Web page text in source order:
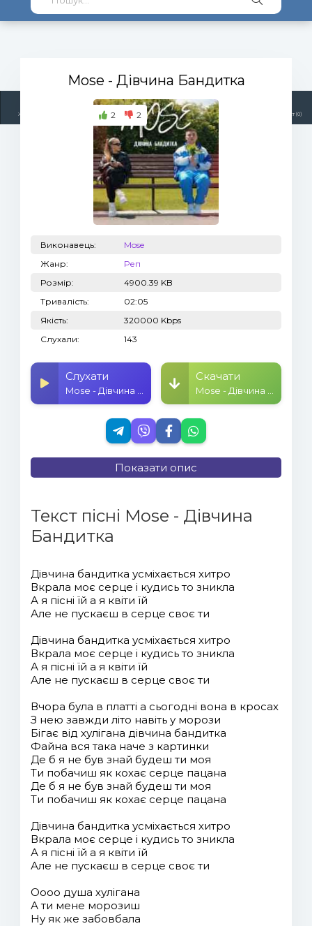
Жанри Топ 100 Тренди Плейлист (0)
Mose - Дівчина Бандитка
2 2
Виконавець:
Mose
Жанр:
Реп
Розмір:
4900.39 KB
Тривалість:
02:05
Якість:
320000 Kbps
Слухали:
143
Слухати Скачати
Показати опис
Текст пісні Mose - Дівчина
Бандитка
Дівчина бандитка усміхається хитро
Вкрала моє серце і кудись то зникла
А я пісні їй а я квіти їй
Але не пускаєш в серце своє ти
Дівчина бандитка усміхається хитро
Вкрала моє серце і кудись то зникла
А я пісні їй а я квіти їй
Але не пускаєш в серце своє ти
Вчора була в платті а сьогодні вона в кросах
З нею завжди літо навіть у морози
Бігає від хулігана дівчина бандитка
Файна вся така наче з картинки
Де б я не був знай будеш ти моя
Ти побачиш як кохає серце пацана
Де б я не був знай будеш ти моя
Ти побачиш як кохає серце пацана
Дівчина бандитка усміхається хитро
Вкрала моє серце і кудись то зникла
А я пісні їй а я квіти їй
Але не пускаєш в серце своє ти
Оооо душа хулігана
А ти мене морозиш
Ну як же забовбала